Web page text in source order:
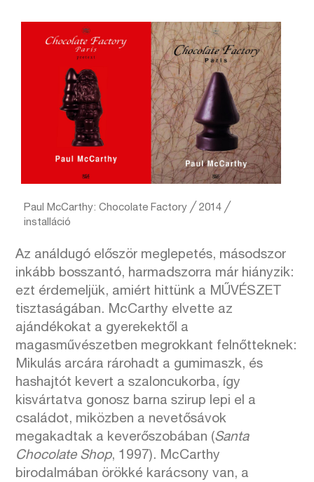
Paul McCarthy: Chocolate Factory ╱ 2014 ╱
installáció
Az análdugó először meglepetés, másodszor
inkább bosszantó, harmadszorra már hiányzik:
ezt érdemeljük, amiért hittünk a MŰVÉSZET
tisztaságában. McCarthy elvette az
ajándékokat a gyerekektől a
magasművészetben megrokkant felnőtteknek:
Mikulás arcára rárohadt a gumimaszk, és
hashajtót kevert a szaloncukorba, így
kisvártatva gonosz barna szirup lepi el a
családot, miközben a nevetősávok
megakadtak a keverőszobában (Santa
Chocolate Shop, 1997). McCarthy
birodalmában örökké karácsony van, a